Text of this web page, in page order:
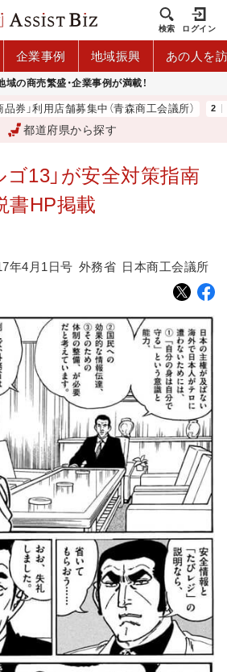
検索 ログイン
企業事例 地域振興 あの人を
域の商売繁盛・企業事例が満載！
」利用店舗募集中（青森商工会議所）
都道府県から探す
ゴ13」が安全対策指南
書HP掲載
年4月1日号 外務省 日本商工会議所